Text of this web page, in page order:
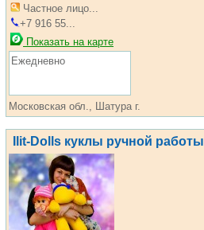
Частное лицо...
+7 916 55...
Показать на карте
Ежедневно
Московская обл., Шатура г.
Ilit-Dolls куклы ручной работы